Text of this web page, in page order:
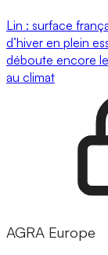
Lin : surface
d’hiver en plein
déboute encore
au climat
AGRA Europe